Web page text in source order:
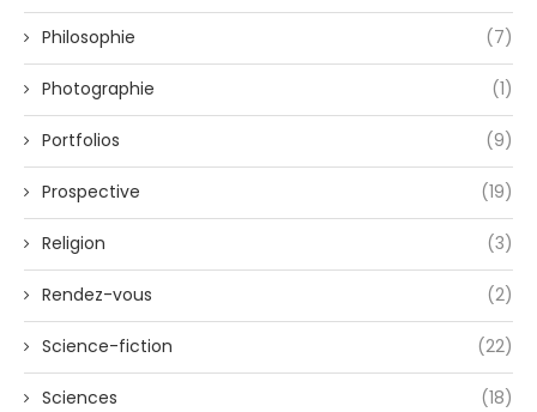
Philosophie (7)
Photographie (1)
Portfolios (9)
Prospective (19)
Religion (3)
Rendez-vous (2)
Science-fiction (22)
Sciences (18)